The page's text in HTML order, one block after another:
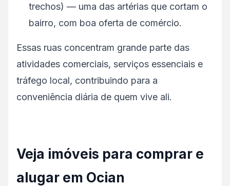
trechos) — uma das artérias que cortam o
bairro, com boa oferta de comércio.
Essas ruas concentram grande parte das
atividades comerciais, serviços essenciais e
tráfego local, contribuindo para a
conveniência diária de quem vive ali.
Veja imóveis para comprar e
alugar em Ocian